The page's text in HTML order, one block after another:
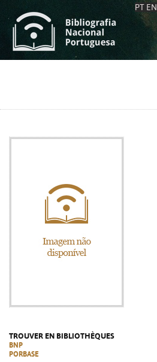
PT EN
TROUVER EN BIBLIOTHÈQUES
BNP
PORBASE